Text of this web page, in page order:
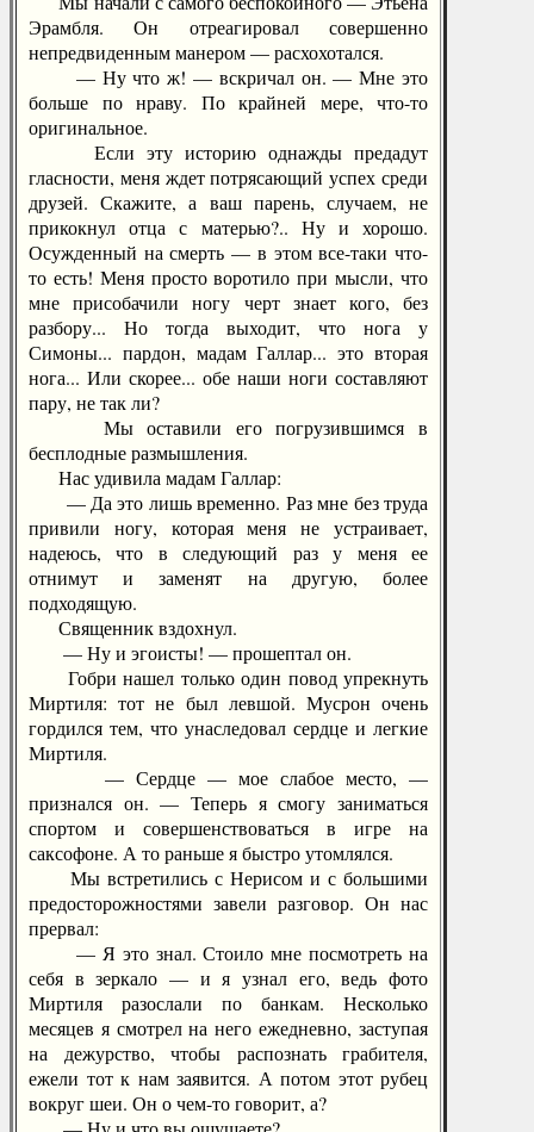
Эрамбля. Он отреагировал совершенно
непредвиденным манером — расхохотался.
— Ну что ж! — вскричал он. — Мне это
больше по нраву. По крайней мере, что-то
оригинальное.
Если эту историю однажды предадут
гласности, меня ждет потрясающий успех среди
друзей. Скажите, а ваш парень, случаем, не
прикокнул отца с матерью?.. Ну и хорошо.
Осужденный на смерть — в этом все-таки что-
то есть! Меня просто воротило при мысли, что
мне присобачили ногу черт знает кого, без
разбору... Но тогда выходит, что нога у
Симоны... пардон, мадам Галлар... это вторая
нога... Или скорее... обе наши ноги составляют
пару, не так ли?
Мы оставили его погрузившимся в
бесплодные размышления.
Нас удивила мадам Галлар:
— Да это лишь временно. Раз мне без труда
привили ногу, которая меня не устраивает,
надеюсь, что в следующий раз у меня ее
отнимут и заменят на другую, более
подходящую.
Священник вздохнул.
— Ну и эгоисты! — прошептал он.
Гобри нашел только один повод упрекнуть
Миртиля: тот не был левшой. Мусрон очень
гордился тем, что унаследовал сердце и легкие
Миртиля.
— Сердце — мое слабое место, —
признался он. — Теперь я смогу заниматься
спортом и совершенствоваться в игре на
саксофоне. А то раньше я быстро утомлялся.
Мы встретились с Нерисом и с большими
предосторожностями завели разговор. Он нас
прервал:
— Я это знал. Стоило мне посмотреть на
себя в зеркало — и я узнал его, ведь фото
Миртиля разослали по банкам. Несколько
месяцев я смотрел на него ежедневно, заступая
на дежурство, чтобы распознать грабителя,
ежели тот к нам заявится. А потом этот рубец
вокруг шеи. Он о чем-то говорит, а?